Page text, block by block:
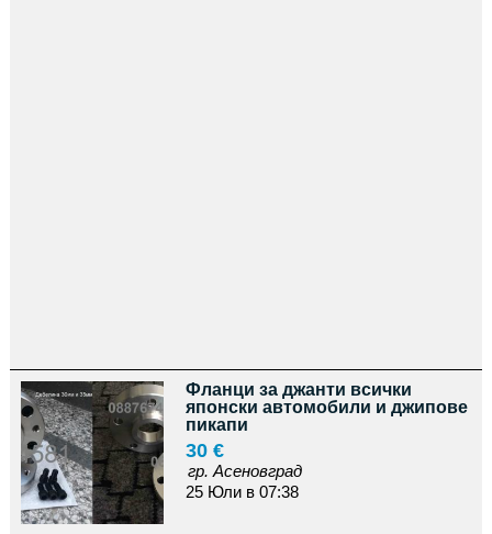
Фланци за джанти всички
японски автомобили и джипове
пикапи
30 €
гр. Асеновград
25 Юли в 07:38